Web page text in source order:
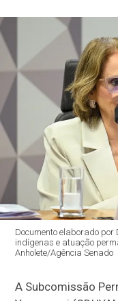
Documento elaborado
indígenas e atuação
Anholete/Agência Senado
A Subcomissão